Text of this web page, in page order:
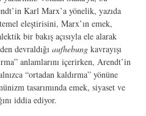
Karl Marx’a yönelik, yazıda
eleştirisini, Marx’ın emek,
bir bakış açısıyla ele alarak
devraldığı aufhebung kavrayışı
anlamlarını içerirken, Arendt’in
“ortadan kaldırma” yönüne
tasarımında emek, siyaset ve
iddia ediyor.